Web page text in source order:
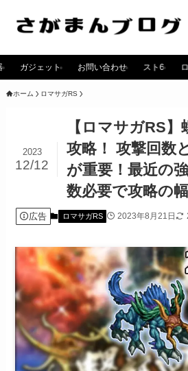
ガジェット お問い合わせ スト6
ホーム ロマサガRS
【ロマサガRS
攻略！ 攻撃回数
が重要！最近の
数必要で攻略の
2023
12/12
広告 ロマサガRS 2023年8月21日